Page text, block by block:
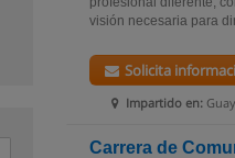
visión necesaria para
Impartido en:
Solicita
Carrera de